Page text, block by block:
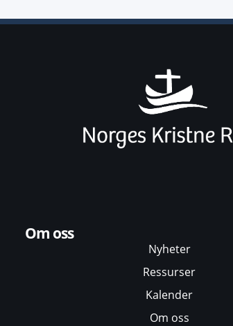
Om oss
Nyheter
Ressurser
Kalender
Om oss